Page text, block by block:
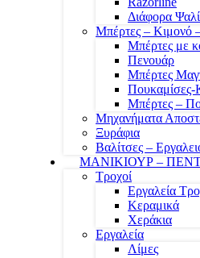
Διάφορα
Μπέρτες – Κιμονό
Μπέρτες με
Πενουάρ
Μπέρτες
Πουκαμίσες-
Μπέρτες –
Μηχανήματα
Ξυράφια
Βαλίτσες –
ΜΑΝΙΚΙΟΥΡ –
Τροχοί
Εργαλεία
Κεραμικά
Χεράκια
Εργαλεία
Λίμες